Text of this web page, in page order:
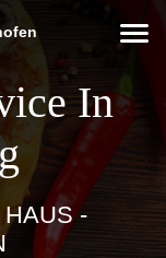
In
HAUS -